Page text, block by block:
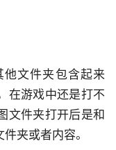
他文件夹包含起来
在游戏中还是打不
文件夹打开后是和
夹或者内容。